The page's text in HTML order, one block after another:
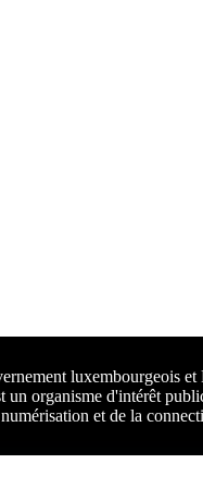
luxembourgeois
un organisme d'intérêt
et de la